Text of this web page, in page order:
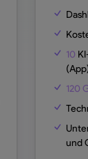
10
120
und